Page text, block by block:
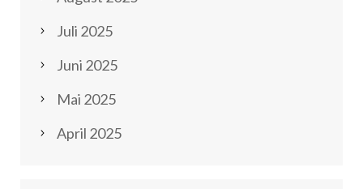
Juli 2025
Juni 2025
Mai 2025
April 2025